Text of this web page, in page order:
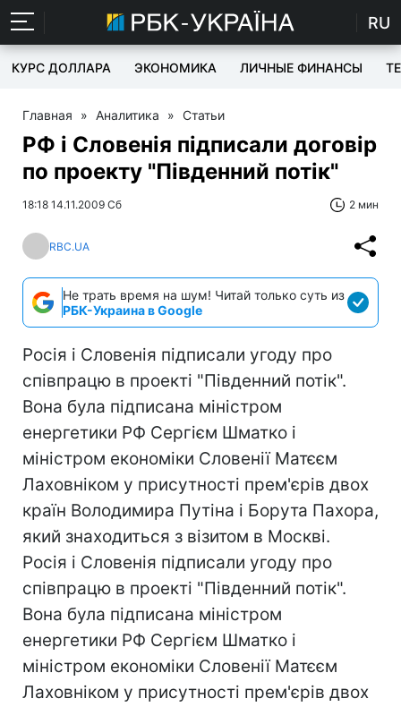
RU
КУРС ДОЛЛАРА ЭКОНОМИКА ЛИЧНЫЕ ФИНАНСЫ
Главная » Аналитика » Статьи
РФ і Словенія підписали договір
по проекту "Південний потік"
18:18 14.11.2009 Сб 2 мин
RBC.UA
Не трать время на шум! Читай только суть из
РБК-Украина в Google
Росія і Словенія підписали угоду про
співпрацю в проекті "Південний потік".
Вона була підписана міністром
енергетики РФ Сергієм Шматко і
міністром економіки Словенії Матєєм
Лаховніком у присутності прем'єрів двох
країн Володимира Путіна і Борута Пахора,
який знаходиться з візитом в Москві.
Росія і Словенія підписали угоду про
співпрацю в проекті "Південний потік".
Вона була підписана міністром
енергетики РФ Сергієм Шматко і
міністром економіки Словенії Матєєм
Лаховніком у присутності прем'єрів двох